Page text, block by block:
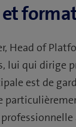
Head of
lui qui dirige
est de